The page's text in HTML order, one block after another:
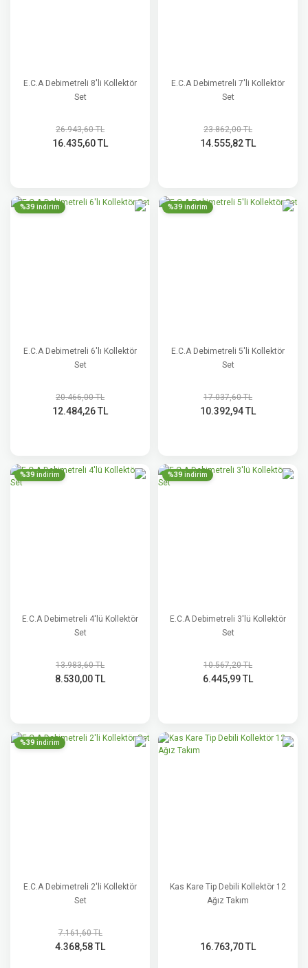
E.C.A Debimetreli 8'li Kollektör
Set
26.943,60 TL
16.435,60 TL
E.C.A Debimetreli 7'li Kollektör
Set
23.862,00 TL
14.555,82 TL
%39 indirim
E.C.A Debimetreli 6'lı Kollektör
Set
20.466,00 TL
12.484,26 TL
%39 indirim
E.C.A Debimetreli 5'li Kollektör
Set
17.037,60 TL
10.392,94 TL
%39 indirim
E.C.A Debimetreli 4'lü Kollektör
Set
13.983,60 TL
8.530,00 TL
%39 indirim
E.C.A Debimetreli 3'lü Kollektör
Set
10.567,20 TL
6.445,99 TL
%39 indirim
E.C.A Debimetreli 2'li Kollektör
Set
7.161,60 TL
4.368,58 TL
Kas Kare Tip Debili Kollektör 12
Ağız Takım
16.763,70 TL